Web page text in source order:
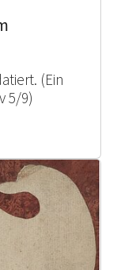
(Ein
5/9)